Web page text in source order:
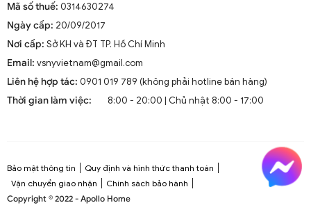
Cấu trúc tổng thể của quạt trần cánh dài
cơ, cánh quạt, bộ điều khiển và thân quạt. Các cánh quạt
được chế tạo từ chất liệu như gỗ, kim loại hoặc
composite để đảm bảo độ bền và hiệu suất.
Nguyên lý hoạt động cơ bản
Động cơ điện làm quay các cánh quạt, tạo ra dòng không
khí tuần hoàn trong không gian phòng.
Công nghệ tiên tiến tích hợp
Mã số thuế: 0314630274
Ngày cấp: 20/09/2017
Nơi cấp: Sở KH và ĐT TP. Hồ Chí Minh
Email: vsnyvietnam@gmail.com
Liên hệ hợp tác: 0901 019 789 (không phải hotline bán hàng)
Thời gian làm việc:
8:00 - 20:00 | Chủ nhật 8:00 - 17:00
Bảo mật thông tin
Quy định và hình thức thanh toán
Vận chuyển giao nhận
Chính sách bảo hành
Copyright © 2022 - Apollo Home